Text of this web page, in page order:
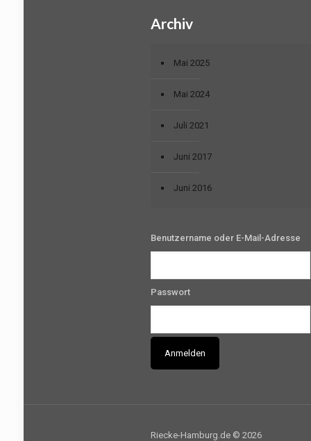
Archiv
Mai 2025
Mai 2024
Juli 2021
Juni 2017
Juni 2016
Benutzername oder E-Mail-Adresse
Passwort
Riecke-Hamburg.de © 2026